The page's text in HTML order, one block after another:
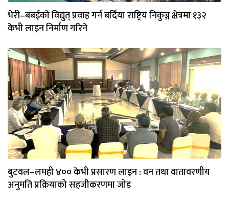
भेरी–बबईको विद्युत् प्रवाह गर्न बर्दिया राष्ट्रिय निकुञ्ज क्षेत्रमा १३२
केभी लाइन निर्माण गरिने
बुटवल–लमही ४०० केभी प्रसारण लाइन : वन तथा वातावरणीय
अनुमति प्रक्रियाको सहजीकरणमा जोड